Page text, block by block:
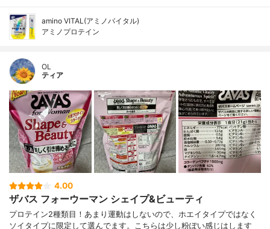
amino VITAL(アミノバイタル)
アミノプロテイン
OL
ティア
4.00
ザバス フォーウーマン シェイプ&ビューティ
プロテイン2種類目！あまり運動はしないので、ホエイタイプではなく
ソイタイプに限定して選んでます。こちらは少し粉ぽい感じはします